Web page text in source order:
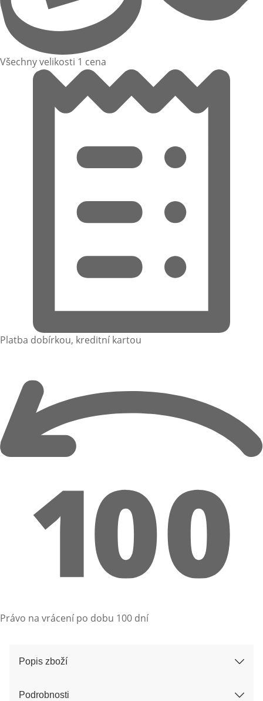
Všechny velikosti 1 cena
Platba dobírkou, kreditní kartou
Právo na vrácení po dobu 100 dní
Popis zboží
Podrobnosti